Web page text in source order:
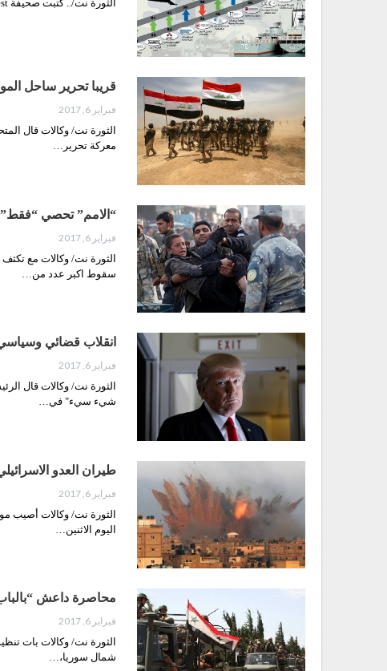
الثورة نت/.. كتبت صحيفة National Interest)) التحليلية الأمريكية أن الرئيس ترامب إذا ما أراد تطبيق شعار "صنع…
قريبا تحرير ساحل
فبراير 6, 2017
الثورة نت/ وكالات قال
معركة تحرير…
“الامم” تحصي “فقط”
فبراير 6, 2017
سقوط اكبر عدد من…
انقلاب قضائي
فبراير 6, 2017
الثورة نت/ وكالات قال
شيء سيء" في…
طيران العدو
فبراير 6, 2017
الثورة نت/ وكالات أصيب
اليوم الاثنين…
محاصرة داعش
فبراير 6, 2017
الثورة نت/ وكالات بات
شمال سوريا،…